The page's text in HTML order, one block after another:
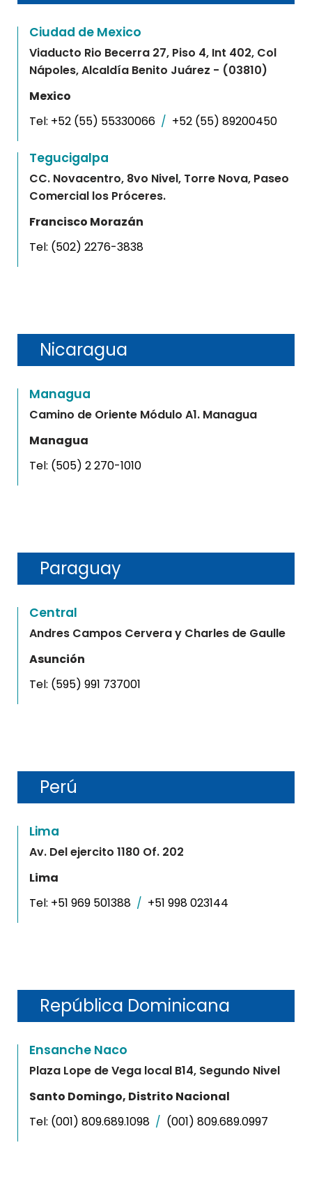
Ciudad de Mexico
Viaducto Rio Becerra 27, Piso 4, Int 402, Col
Nápoles, Alcaldía Benito Juárez - (03810)
Mexico
Tel: +52 (55) 55330066 / +52 (55) 89200450
Tegucigalpa
CC. Novacentro, 8vo Nivel, Torre Nova, Paseo
Comercial los Próceres.
Francisco Morazán
Tel: (502) 2276-3838
Nicaragua
Managua
Camino de Oriente Módulo A1. Managua
Managua
Tel: (505) 2 270-1010
Paraguay
Central
Andres Campos Cervera y Charles de Gaulle
Asunción
Tel: (595) 991 737001
Perú
Lima
Av. Del ejercito 1180 Of. 202
Lima
Tel: +51 969 501388 / +51 998 023144
República Dominicana
Ensanche Naco
Plaza Lope de Vega local B14, Segundo Nivel
Santo Domingo, Distrito Nacional
Tel: (001) 809.689.1098 / (001) 809.689.0997